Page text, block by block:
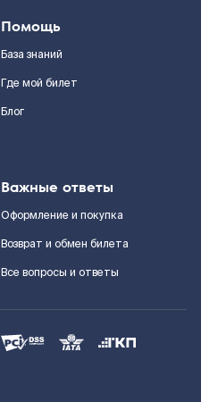
Помощь
База знаний
Где мой билет
Блог
Важные ответы
Оформление и покупка
Возврат и обмен билета
Все вопросы и ответы